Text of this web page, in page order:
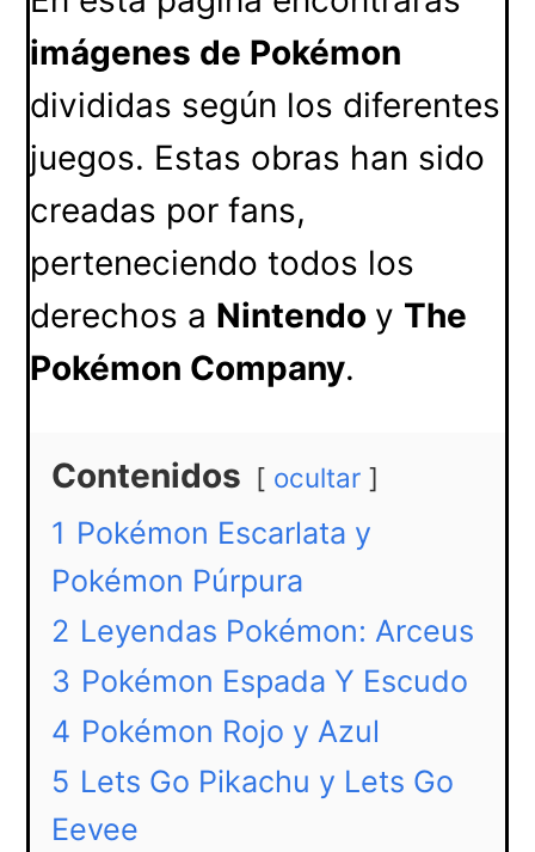
imágenes de Pokémon
divididas según los diferentes
juegos. Estas obras han sido
creadas por fans,
perteneciendo todos los
derechos a Nintendo y The
Pokémon Company.
Contenidos ocultar
1 Pokémon Escarlata y
Pokémon Púrpura
2 Leyendas Pokémon: Arceus
3 Pokémon Espada Y Escudo
4 Pokémon Rojo y Azul
5 Lets Go Pikachu y Lets Go
Eevee